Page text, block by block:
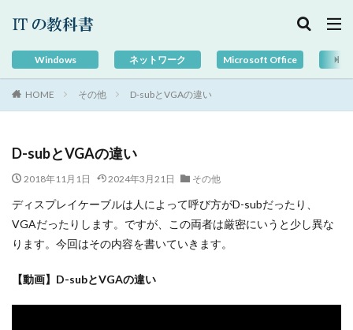
Windows ネットワーク Microsoft Office
HOME その他 D-subとVGAの違い
D-subとVGAの違い
2018年11月1日 2024年3月21日 その他
ディスプレイケーブルは人によって呼び方がD-subだったり、
VGAだったりします。ですが、この両者は厳密にいうと少し異な
ります。今回はその内容を書いていきます。
【動画】D-subとVGAの違い